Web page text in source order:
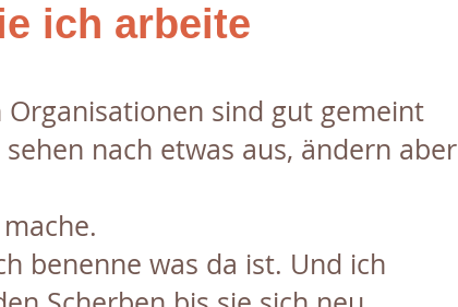
ich arbeite
sind gut gemeint
nach etwas aus, ändern aber
benenne was da ist. Und ich